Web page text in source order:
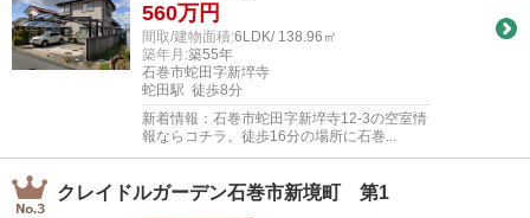
560万円
間取/建物面積:6LDK/ 138.96㎡
築年月:築55年
石巻市蛇田字新埣寺
蛇田駅 徒歩8分
新着情報：石巻市蛇田字新埣寺12-3の空室情
報ならコチラ。徒歩16分の場所に石巻...
クレイドルガーデン石巻市新境町 第1